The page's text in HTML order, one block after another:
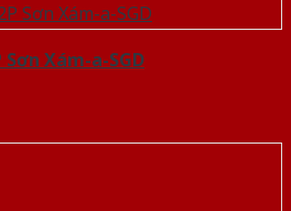
Sơn Xám-a-SGD